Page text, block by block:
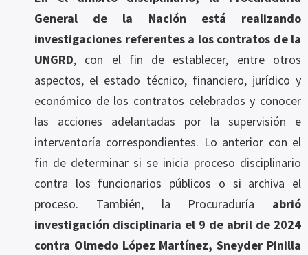
General de la Nación está realizando
investigaciones referentes a los contratos de la
UNGRD, con el fin de establecer, entre otros
aspectos, el estado técnico, financiero, jurídico y
económico de los contratos celebrados y conocer
las acciones adelantadas por la supervisión e
interventoría correspondientes. Lo anterior con el
fin de determinar si se inicia proceso disciplinario
contra los funcionarios públicos o si archiva el
proceso. También, la Procuraduría abrió
investigación disciplinaria el 9 de abril de 2024
contra Olmedo López Martínez, Sneyder Pinilla